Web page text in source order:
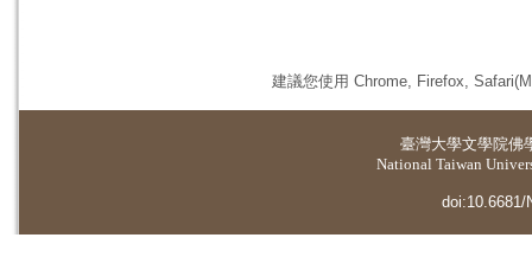
建議您使用 Chrome, Firefox,
臺灣大學文學院佛
National Taiwan
doi:10.6681/